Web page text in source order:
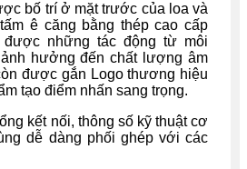
bố trí ở mặt trước của loa và
ê căng bằng thép cao cấp
những tác động từ môi
hưởng đến chất lượng âm
được gắn Logo thương hiệu
tạo điểm nhấn sang trọng.
kết nối, thông số kỹ thuật cơ
dễ dàng phối ghép với các